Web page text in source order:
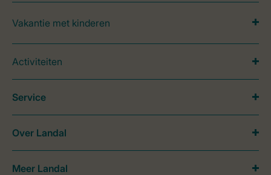
Vakantie met kinderen
Activiteiten
Service
Over Landal
Meer Landal